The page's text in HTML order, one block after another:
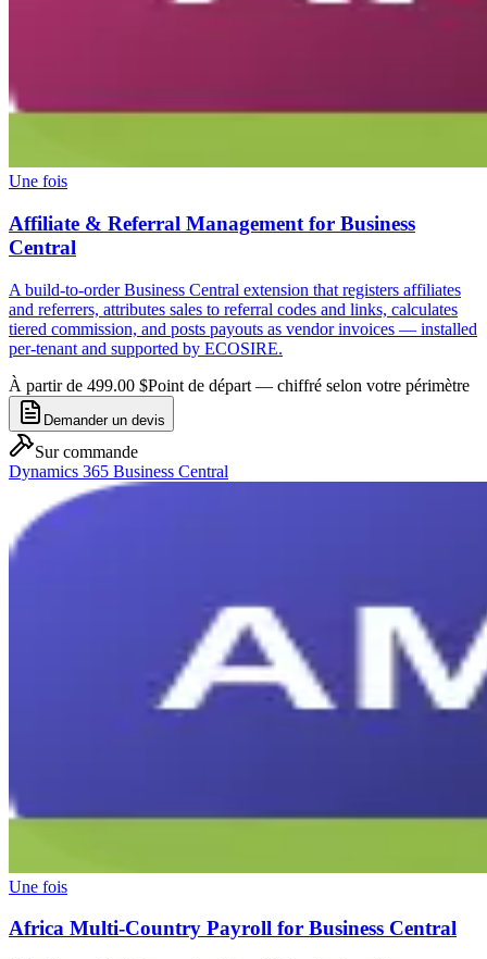
Une fois
Affiliate & Referral Management for Business
Central
A build-to-order Business Central extension that registers affiliates
and referrers, attributes sales to referral codes and links, calculates
tiered commission, and posts payouts as vendor invoices — installed
per-tenant and supported by ECOSIRE.
À partir de 499.00 $Point de départ — chiffré selon votre périmètre
Demander un devis
Sur commande
Dynamics 365 Business Central
Une fois
Africa Multi-Country Payroll for Business Central